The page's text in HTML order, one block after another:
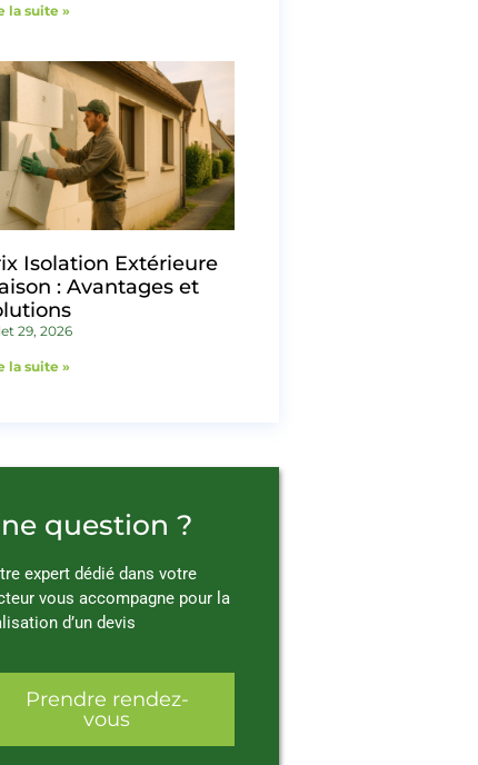
la suite »
Isolation Extérieure
: Avantages et
29, 2026
la suite »
question ?
expert dédié dans votre
vous accompagne pour la
d’un devis
Prendre rendez-
vous